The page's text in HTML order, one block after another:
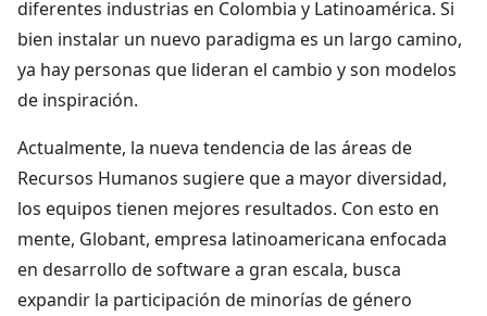
diferentes industrias en Colombia y Latinoamérica. Si
bien instalar un nuevo paradigma es un largo camino,
ya hay personas que lideran el cambio y son modelos
de inspiración.
Actualmente, la nueva tendencia de las áreas de
Recursos Humanos sugiere que a mayor diversidad,
los equipos tienen mejores resultados. Con esto en
mente, Globant, empresa latinoamericana enfocada
en desarrollo de software a gran escala, busca
expandir la participación de minorías de género